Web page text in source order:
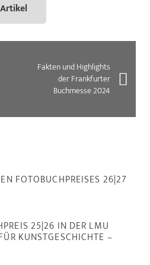
Fakten und Highlights
der Frankfurter
Buchmesse 2024
FOTOBUCHPREISES 26|27
25|26 IN DER LMU
KUNSTGESCHICHTE –